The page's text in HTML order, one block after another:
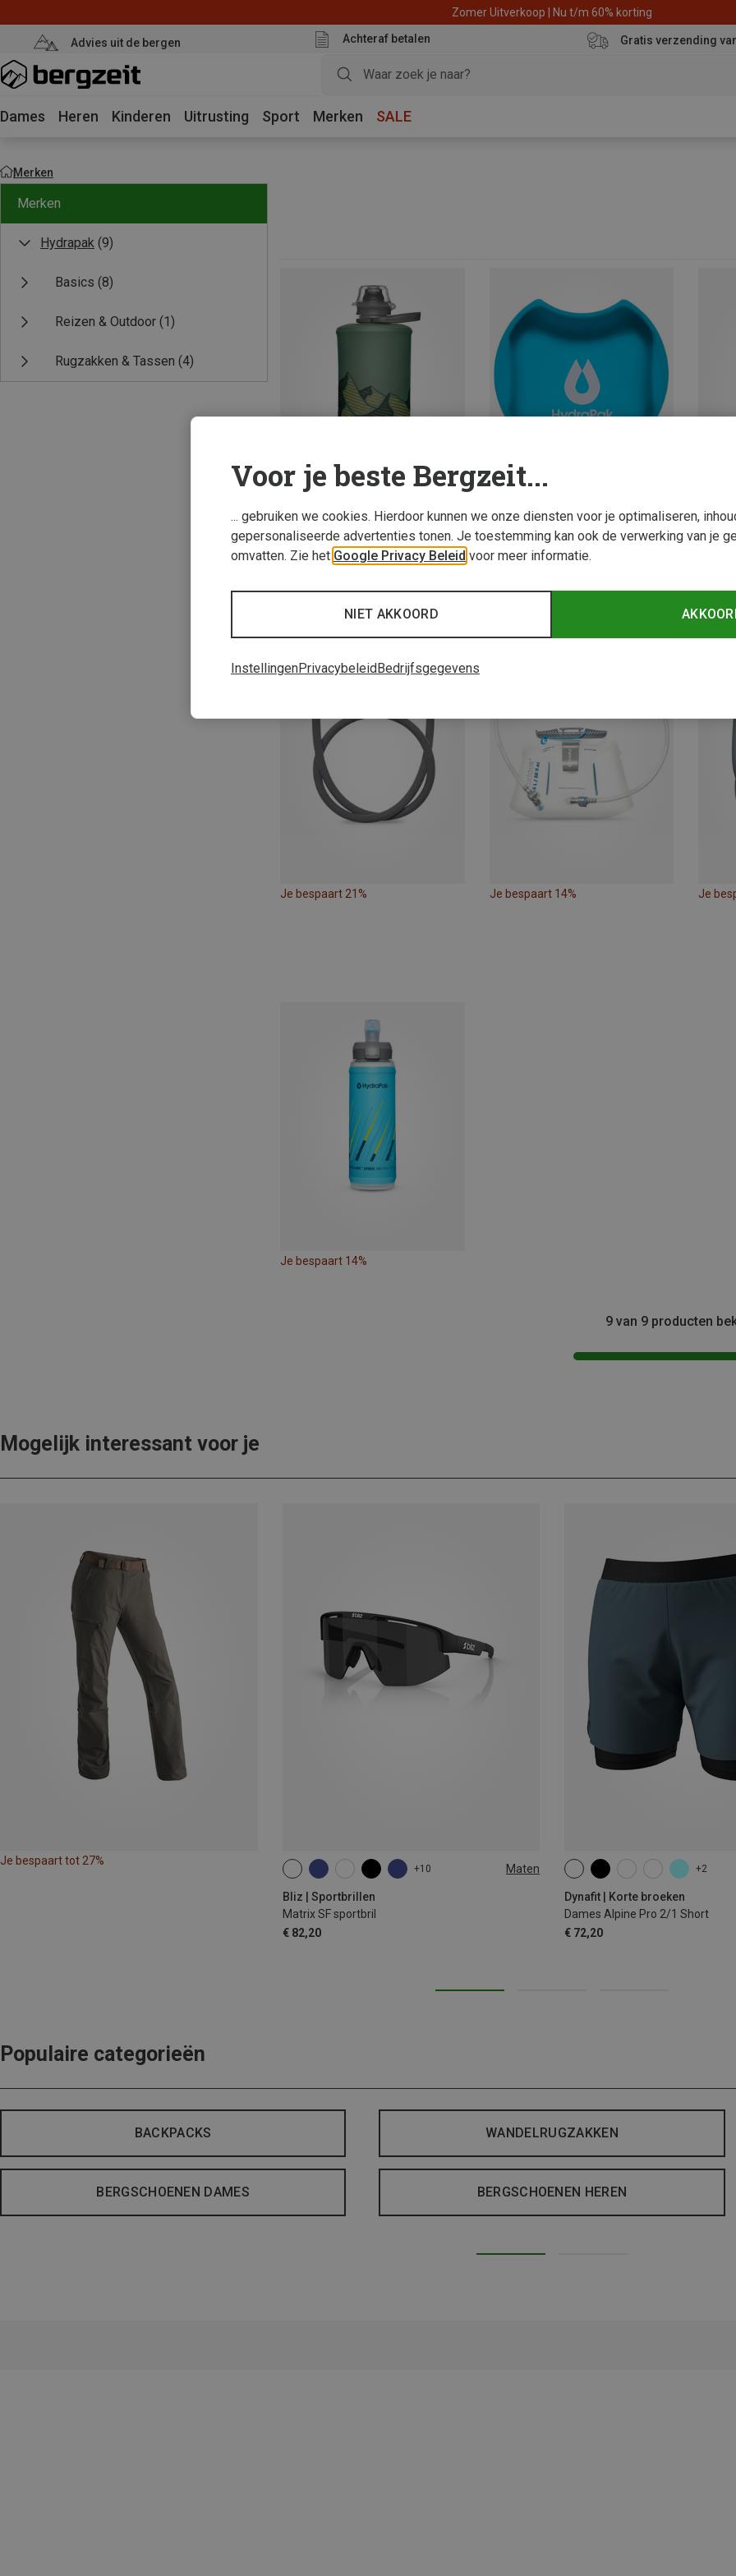
Zomer Uitverkoop | Nu t/m 60% korting
Advies uit de bergen Achteraf betalen Gratis verzending
Dames Heren Kinderen Uitrusting Sport Merken SALE
Merken
Merken
Hydrapak (9)
Basics (8)
Reizen & Outdoor (1)
Rugzakken & Tassen (4)
Maten
Hydrapak | Drinkflessen
0.35L 0.75L
Je bespaart 21% Je bespaart 14% Je
Je bespaart 14%
9 van 9 producten
Mogelijk interessant voor je
Je bespaart tot 27%
+10 Maten
Bliz | Sportbrillen
Matrix SF sportbril
€ 82,20
ONE SIZE
+2
Dynafit | Korte broeken
Dames Alpine Pro 2/1 Short
€ 72,20
XS S XL
Populaire categorieën
BACKPACKS WANDELRUGZAKKEN
BERGSCHOENEN DAMES BERGSCHOENEN HEREN
Voor je beste Bergzeit...
... gebruiken we cookies. Hierdoor kunnen we onze diensten voor je optimaliseren,
gepersonaliseerde advertenties tonen. Je toestemming kan ook de verwerking van je
omvatten. Zie het Google Privacy Beleid voor meer informatie.
NIET AKKOORD
InstellingenPrivacybeleidBedrijfsgegevens